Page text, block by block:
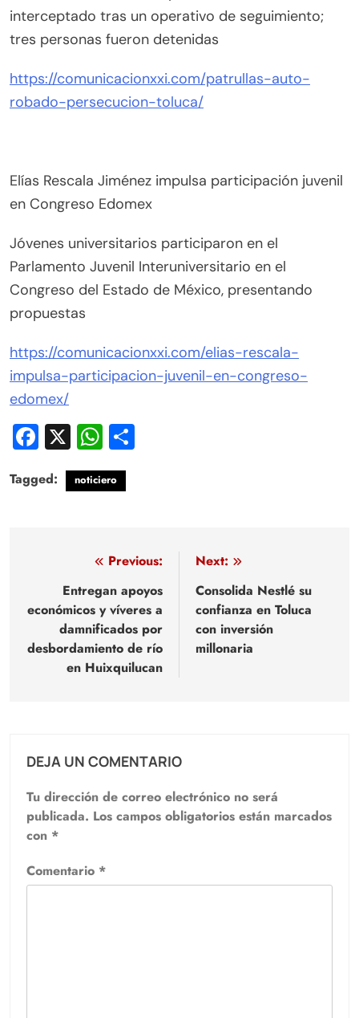
interceptado tras un operativo de seguimiento;
tres personas fueron detenidas
https://comunicacionxxi.com/patrullas-auto-
robado-persecucion-toluca/
Elías Rescala Jiménez impulsa participación juvenil
en Congreso Edomex
Jóvenes universitarios participaron en el
Parlamento Juvenil Interuniversitario en el
Congreso del Estado de México, presentando
propuestas
https://comunicacionxxi.com/elias-rescala-
impulsa-participacion-juvenil-en-congreso-
edomex/
Facebook
X WhatsApp
Tagged: noticiero
Navegación
entradas
Previous:
Entregan apoyos
económicos y víveres a
damnificados por
desbordamiento de río
en Huixquilucan
Next:
Consolida Nestlé su
confianza en Toluca
con inversión
millonaria
DEJA UN COMENTARIO
Tu dirección de correo electrónico no será
publicada. Los campos obligatorios están marcados
con *
Comentario *